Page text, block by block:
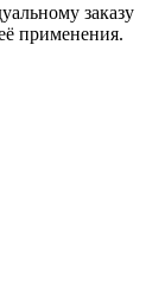
заказу
применения.